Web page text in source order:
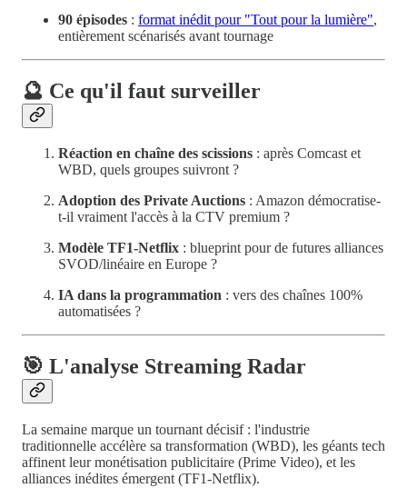
90 épisodes : format inédit pour "Tout pour la lumière",
entièrement scénarisés avant tournage
🔮 Ce qu'il faut surveiller
Réaction en chaîne des scissions : après Comcast et
WBD, quels groupes suivront ?
Adoption des Private Auctions : Amazon démocratise-
t-il vraiment l'accès à la CTV premium ?
Modèle TF1-Netflix : blueprint pour de futures alliances
SVOD/linéaire en Europe ?
IA dans la programmation : vers des chaînes 100%
automatisées ?
🎯 L'analyse Streaming Radar
La semaine marque un tournant décisif : l'industrie
traditionnelle accélère sa transformation (WBD), les géants tech
affinent leur monétisation publicitaire (Prime Video), et les
alliances inédites émergent (TF1-Netflix).